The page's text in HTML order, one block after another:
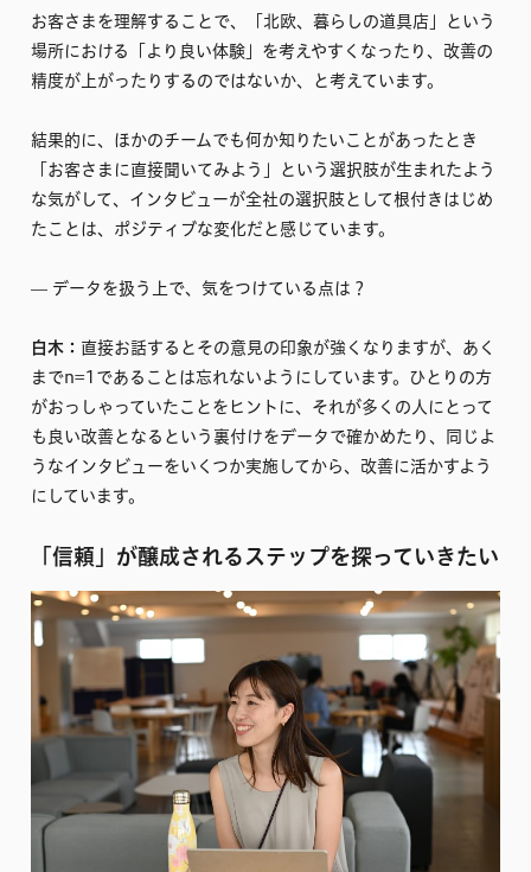
お客さまを理解することで、「北欧、暮らしの道具店」という
場所における「より良い体験」を考えやすくなったり、改善の
精度が上がったりするのではないか、と考えています。
結果的に、ほかのチームでも何か知りたいことがあったとき
「お客さまに直接聞いてみよう」という選択肢が生まれたよう
な気がして、インタビューが全社の選択肢として根付きはじめ
たことは、ポジティブな変化だと感じています。
–– データを扱う上で、気をつけている点は？
白木： 直接お話するとその意見の印象が強くなりますが、あく
までn=1であることは忘れないようにしています。ひとりの方
がおっしゃっていたことをヒントに、それが多くの人にとって
も良い改善となるという裏付けをデータで確かめたり、同じよ
うなインタビューをいくつか実施してから、改善に活かすよう
にしています。
「信頼」が醸成されるステップを探っていきたい